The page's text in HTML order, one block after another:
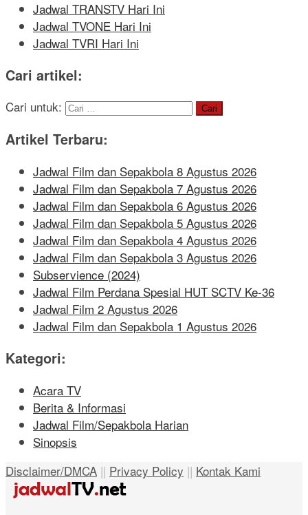
Jadwal TRANSTV Hari Ini
Jadwal TVONE Hari Ini
Jadwal TVRI Hari Ini
Cari artikel:
Cari untuk:
Artikel Terbaru:
Jadwal Film dan Sepakbola 8 Agustus 2026
Jadwal Film dan Sepakbola 7 Agustus 2026
Jadwal Film dan Sepakbola 6 Agustus 2026
Jadwal Film dan Sepakbola 5 Agustus 2026
Jadwal Film dan Sepakbola 4 Agustus 2026
Jadwal Film dan Sepakbola 3 Agustus 2026
Subservience (2024)
Jadwal Film Perdana Spesial HUT SCTV Ke-36
Jadwal Film 2 Agustus 2026
Jadwal Film dan Sepakbola 1 Agustus 2026
Kategori:
Acara TV
Berita & Informasi
Jadwal Film/Sepakbola Harian
Sinopsis
Disclaimer/DMCA || Privacy Policy || Kontak Kami